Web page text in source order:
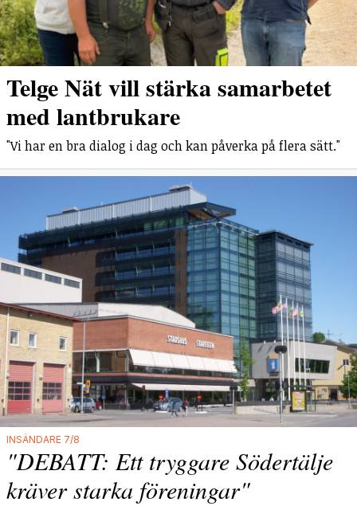
Telge Nät vill stärka samarbetet
med lantbrukare
"Vi har en bra dialog i dag och kan påverka på flera sätt."
INSÄNDARE 7/8
"DEBATT: Ett tryggare Södertälje
kräver starka föreningar"